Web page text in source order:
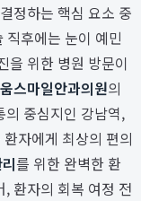
정하는 핵심 요소 중
후에는 눈이 예민
을 위한 병원 방문이
스마일안과의원의
의 중심지인 강남역,
자에게 최상의 편의
를 위한 완벽한 환
, 환자의 회복 여정 전